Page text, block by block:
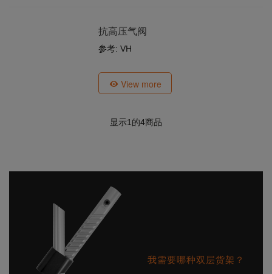
抗高压气阀
参考: VH
View more
显示1的4商品
我需要哪种双层货架？